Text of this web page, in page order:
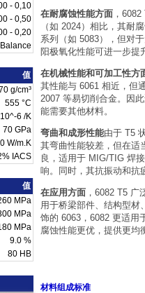
- 0,10
- 0,50
- 0,20
Balance
值
g/cm³
555 °C
6 /K
70 GPa
W/m.K
IACS
值
MPa
MPa
MPa
9.0 %
80 HB
在耐腐蚀性能方面 ，
（如 2024）相比，其耐
系列（如 5083），但对
阳极氧化性能可进一步提
在机械性能和可加工性方
其性能与 6061 相近，但
2007 等易切削合金。因
能需要其他材料。
弯曲和成形性能由于 T5
其弯曲性能较差，但在适
良，适用于 MIG/TIG 焊
响。同时，其抗振动和抗
在应用方面 ，6082 T5
用于桥梁部件、结构型材
饰的 6063，6082 更适用
腐蚀性能更优，提供更均
材料组成标准